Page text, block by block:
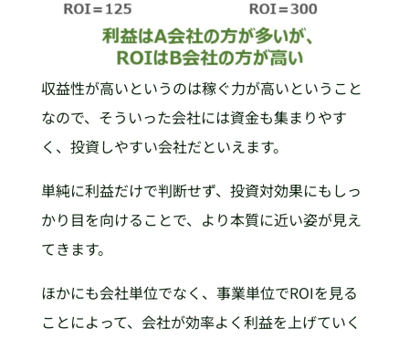
収益性が高いというのは稼ぐ力が高いということ
なので、そういった会社には資金も集まりやす
く、投資しやすい会社だといえます。
単純に利益だけで判断せず、投資対効果にもしっ
かり目を向けることで、より本質に近い姿が見え
てきます。
ほかにも会社単位でなく、事業単位でROIを見る
ことによって、会社が効率よく利益を上げていく